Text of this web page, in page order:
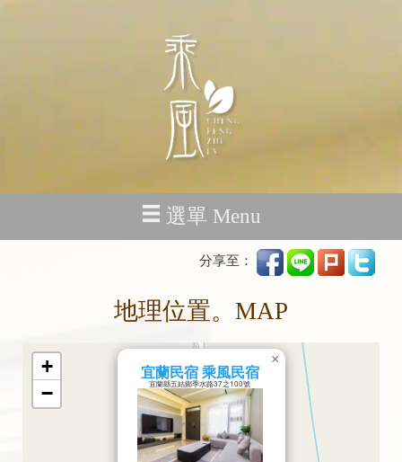
選單 Menu
分享至：
地理位置。MAP
宜蘭民宿 乘風民宿
宜蘭縣五結鄉季水路37之100號
×
+
−